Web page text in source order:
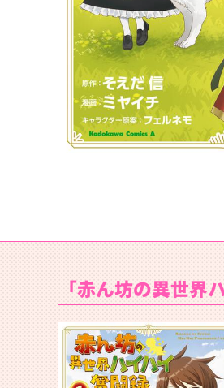
「赤ん坊の異世界